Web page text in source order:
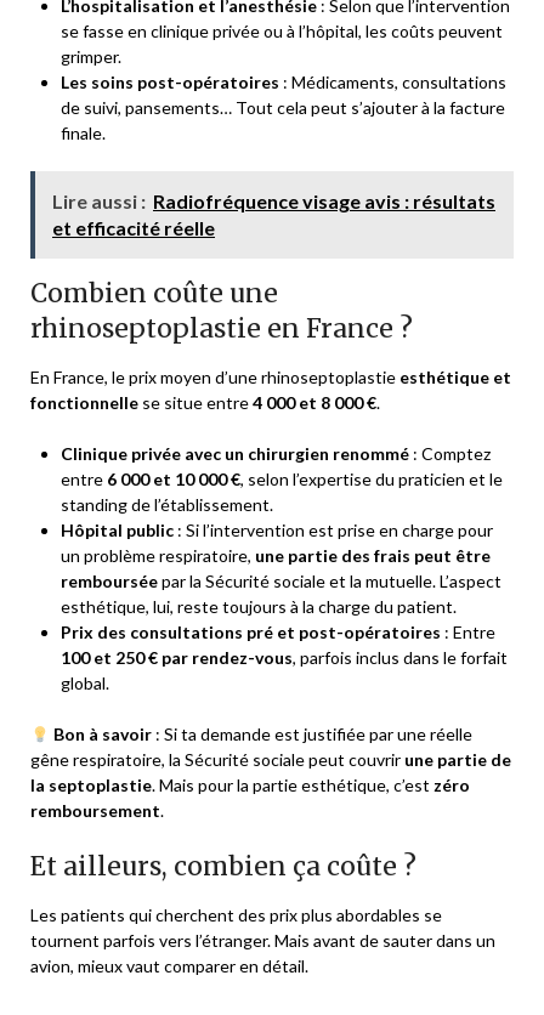
L’hospitalisation et l’anesthésie : Selon que l’intervention
se fasse en clinique privée ou à l’hôpital, les coûts peuvent
grimper.
Les soins post-opératoires : Médicaments, consultations
de suivi, pansements… Tout cela peut s’ajouter à la facture
finale.
Lire aussi : Radiofréquence visage avis : résultats
et efficacité réelle
Combien coûte une
rhinoseptoplastie en France ?
En France, le prix moyen d’une rhinoseptoplastie esthétique et
fonctionnelle se situe entre4 000 et 8 000 €.
Clinique privée avec un chirurgien renommé : Comptez
entre 6 000 et 10 000 €, selon l’expertise du praticien et le
standing de l’établissement.
Hôpital public : Si l’intervention est prise en charge pour
un problème respiratoire, une partie des frais peut être
rembourséepar la Sécurité sociale et la mutuelle. L’aspect
esthétique, lui, reste toujours à la charge du patient.
Prix des consultations pré et post-opératoires : Entre
100 et 250 € par rendez-vous, parfois inclus dans le forfait
global.
Bon à savoir: Si ta demande est justifiée par une réelle
gêne respiratoire, la Sécurité sociale peut couvrir une partie de
la septoplastie. Mais pour la partie esthétique, c’est zéro
remboursement.
Et ailleurs, combien ça coûte ?
Les patients qui cherchent des prix plus abordables se
tournent parfois vers l’étranger. Mais avant de sauter dans un
avion, mieux vaut comparer en détail.